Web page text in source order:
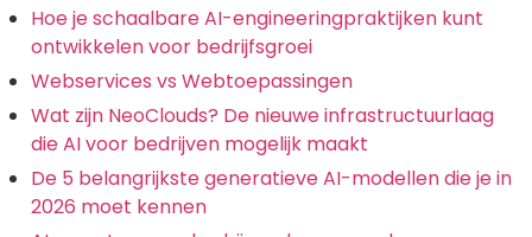
Hoe je schaalbare AI-engineeringpraktijken kunt
ontwikkelen voor bedrijfsgroei
Webservices vs Webtoepassingen
Wat zijn NeoClouds? De nieuwe infrastructuurlaag
die AI voor bedrijven mogelijk maakt
De 5 belangrijkste generatieve AI-modellen die je in
2026 moet kennen